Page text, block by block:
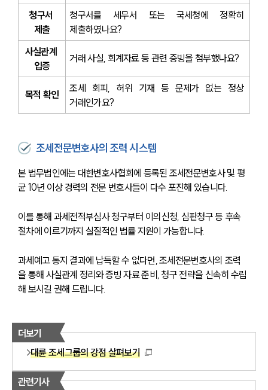
청구서
제출
청구서를 세무서 또는 국세청에 정확히
제출하였나요?
사실관계
입증
거래 사실, 회계자료 등 관련 증빙을 첨부했나요?
목적 확인
조세 회피, 허위 기재 등 문제가 없는 정상
거래인가요?
조세전문변호사의 조력 시스템
본 법무법인에는 대한변호사협회에 등록된 조세전문변호사 및 평
균 10년 이상 경력의 전문 변호사들이 다수 포진해 있습니다.
이를 통해 과세전적부심사 청구부터 이의신청, 심판청구 등 후속
절차에 이르기까지 실질적인 법률 지원이 가능합니다.
과세예고 통지 결과에 납득할 수 없다면, 조세전문변호사의 조력
을 통해 사실관계 정리와 증빙 자료 준비, 청구 전략을 신속히 수립
해 보시길 권해 드립니다.
더보기
대륜 조세그룹의 강점 살펴보기
관련기사